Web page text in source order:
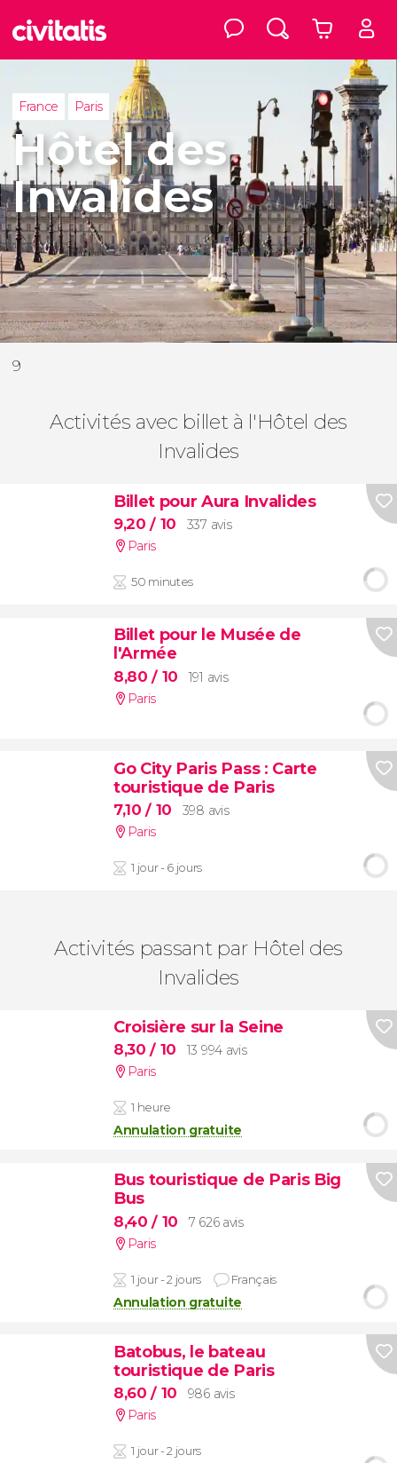
France Paris
Hôtel des
Invalides
9
Activités avec billet à l'Hôtel des
Invalides
Billet pour Aura Invalides
9,20/ 10
337 avis
Paris
50 minutes
Billet pour le Musée de
l'Armée
8,80/ 10
191 avis
Paris
Go City Paris Pass : Carte
touristique de Paris
7,10/ 10
398 avis
Paris
1 jour - 6 jours
Activités passant par Hôtel des
Invalides
Croisière sur la Seine
8,30/ 10
13 994 avis
Paris
1 heure
Annulation gratuite
Bus touristique de Paris Big
Bus
8,40/ 10
7 626 avis
Paris
1 jour - 2 jours Français
Annulation gratuite
Batobus, le bateau
touristique de Paris
8,60/ 10
986 avis
Paris
1 jour - 2 jours